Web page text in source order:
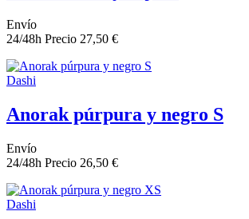
Envío
24/48h Precio 27,50 €
Dashi
Anorak púrpura y negro S
Envío
24/48h Precio 26,50 €
Dashi